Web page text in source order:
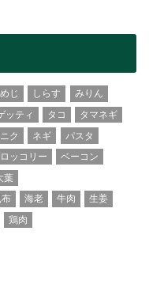
じ しらす
みりん
ッティ タコ
タマネギ
ク ネギ
パスタ
ッコリー
ベーコン
葉
布 海老 牛肉
生姜
鶏肉